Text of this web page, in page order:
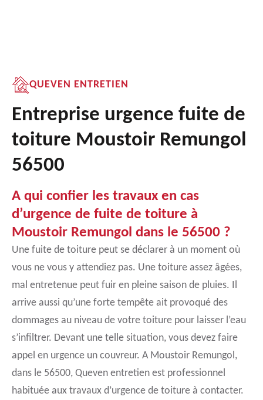
QUEVEN ENTRETIEN
Entreprise urgence fuite de
toiture Moustoir Remungol
56500
A qui confier les travaux en cas
d’urgence de fuite de toiture à
Moustoir Remungol dans le 56500 ?
Une fuite de toiture peut se déclarer à un moment où
vous ne vous y attendiez pas. Une toiture assez âgées,
mal entretenue peut fuir en pleine saison de pluies. Il
arrive aussi qu’une forte tempête ait provoqué des
dommages au niveau de votre toiture pour laisser l’eau
s’infiltrer. Devant une telle situation, vous devez faire
appel en urgence un couvreur. A Moustoir Remungol,
dans le 56500, Queven entretien est professionnel
habituée aux travaux d’urgence de toiture à contacter.